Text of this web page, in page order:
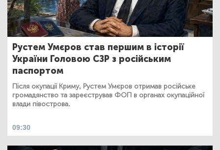
Рустем Умєров став першим в історії
України Головою СЗР з російським
паспортом
Після окупації Криму, Рустем Умєров отримав російське
громадянство та зареєстрував ФОП в органах окупаційної
влади півострова.
09:30